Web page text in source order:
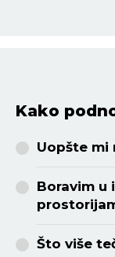
Kako
Uopšte mi
Boravim u
Što više